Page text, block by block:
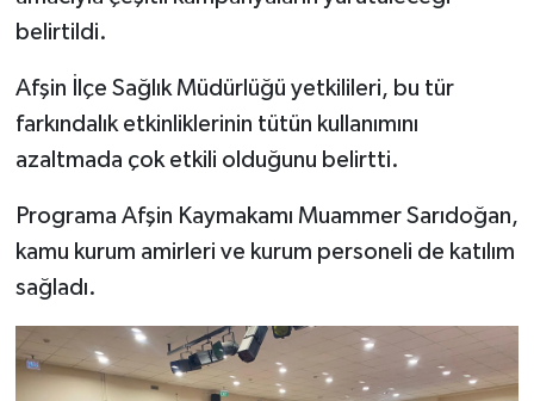
belirtildi.
Afşin İlçe Sağlık Müdürlüğü yetkilileri, bu tür
farkındalık etkinliklerinin tütün kullanımını
azaltmada çok etkili olduğunu belirtti.
Programa Afşin Kaymakamı Muammer Sarıdoğan,
kamu kurum amirleri ve kurum personeli de katılım
sağladı.